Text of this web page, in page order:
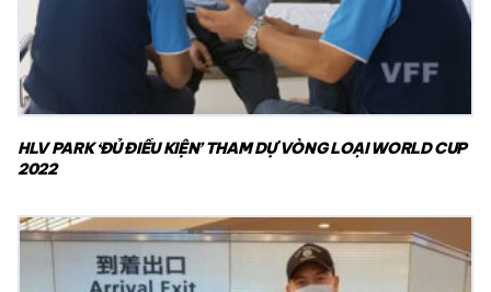
HLV PARK ‘ĐỦ ĐIỀU KIỆN’ THAM DỰ VÒNG LOẠI WORLD CUP
2022